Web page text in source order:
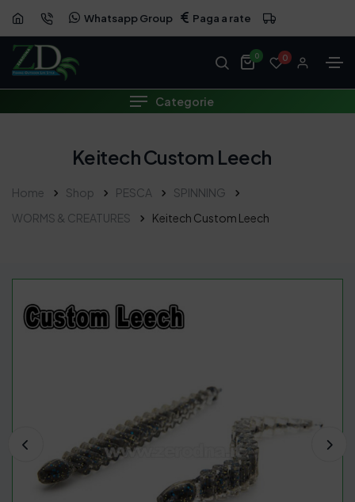
Whatsapp Group Paga a rate
0 0
Categorie
Keitech Custom Leech
Home Shop PESCA
SPINNING
WORMS & CREATURES
Keitech Custom Leech